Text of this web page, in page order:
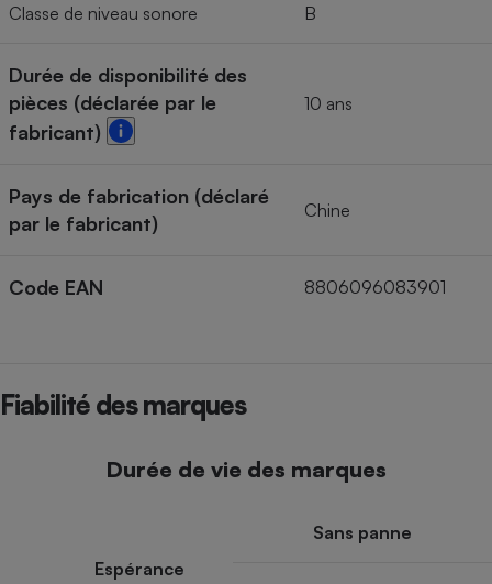
Classe de niveau sonore B
Durée de disponibilité des
pièces (déclarée par le
fabricant)
10 ans
Pays de fabrication (déclaré
par le fabricant)
Chine
Code EAN 8806096083901
Fiabilité des marques
Durée de vie des marques
Espérance
Sans panne